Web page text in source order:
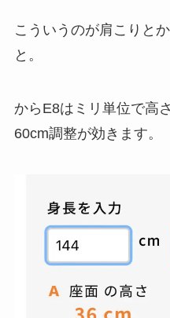
こういうのが肩こりと
と。
からE8はミリ単位で高
60cm調整が効きます。